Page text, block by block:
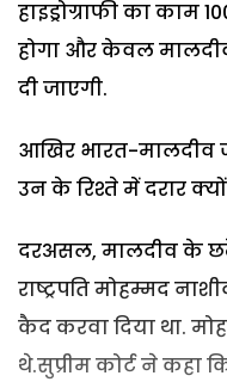
हाइड्रोग्राफी का काम
होगा और केवल
दी जाएगी.
आखिर भारत-मालदीव
उन के रिश्ते में दरार
दरअसल, मालदीव के छठे
राष्ट्रपति मोहम्मद
कैद करवा दिया था.
थे.सुप्रीम कोर्ट ने कहा